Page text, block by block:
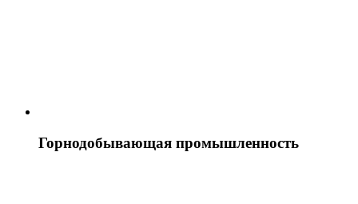
Горнодобывающая промышленность